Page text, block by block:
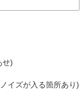
せ)
イズが入る箇所あり)